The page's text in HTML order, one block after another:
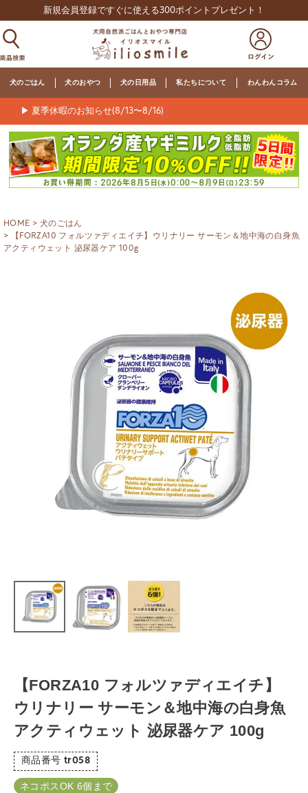
新規会員登録ですぐに使える300ポイントプレゼント！
犬のごはん 犬のおやつ 犬の日用品 私たちについて わんわんコラム
▶ 夏季休暇のお知らせ(8/13〜8/16)
HOME
犬のごはん
【FORZA10 フォルツァディエイチ】ウリナリー サーモン＆地中海の白身魚
アクティウェット 泌尿器ケア 100g
【FORZA10 フォルツァディエイチ】
ウリナリー サーモン＆地中海の白身魚
アクティウェット 泌尿器ケア 100g
商品番号 tr058
ネコポスOK 6個まで